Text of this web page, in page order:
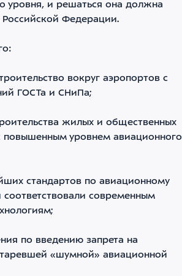
уровня, и решаться она должна
Российской Федерации.
вокруг аэропортов с
ГОСТа и СНиПа;
жилых и общественных
повышенным уровнем авиационного
стандартов по авиационному
современным
по введению запрета на
«шумной» авиационной